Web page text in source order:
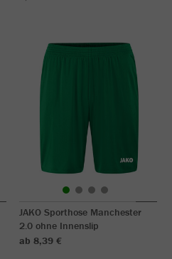
JAKO Sporthose Manchester
2.0 ohne Innenslip
ab 8,39 €